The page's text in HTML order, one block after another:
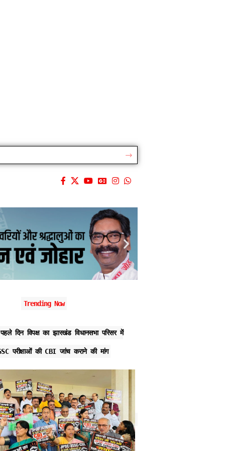
Trending Now
दिन विपक्ष का झारखंड विधानसभा परिसर में
परीक्षाओं की CBI जांच कराने की मांग